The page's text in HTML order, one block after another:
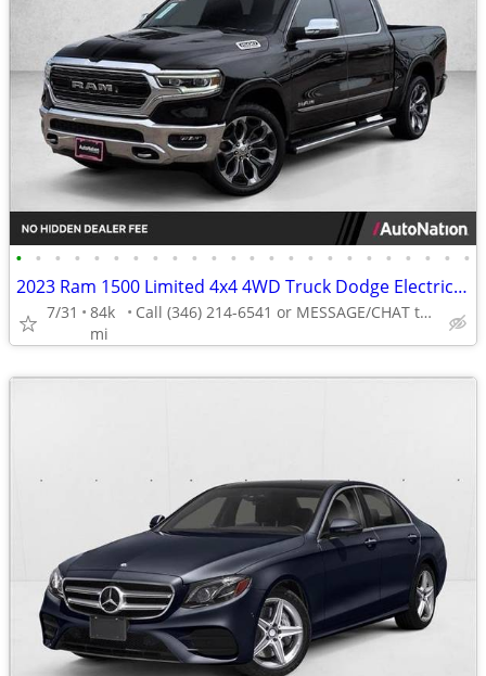
• • • • • • • • • • • • • • • • • • • • • • • •
2023 Ram 1500 Limited 4x4 4WD Truck Dodge Electric Crew cab AUTONATION
7/31
84k
mi
Call (346) 214-6541 or MESSAGE/CHAT to confirm availability